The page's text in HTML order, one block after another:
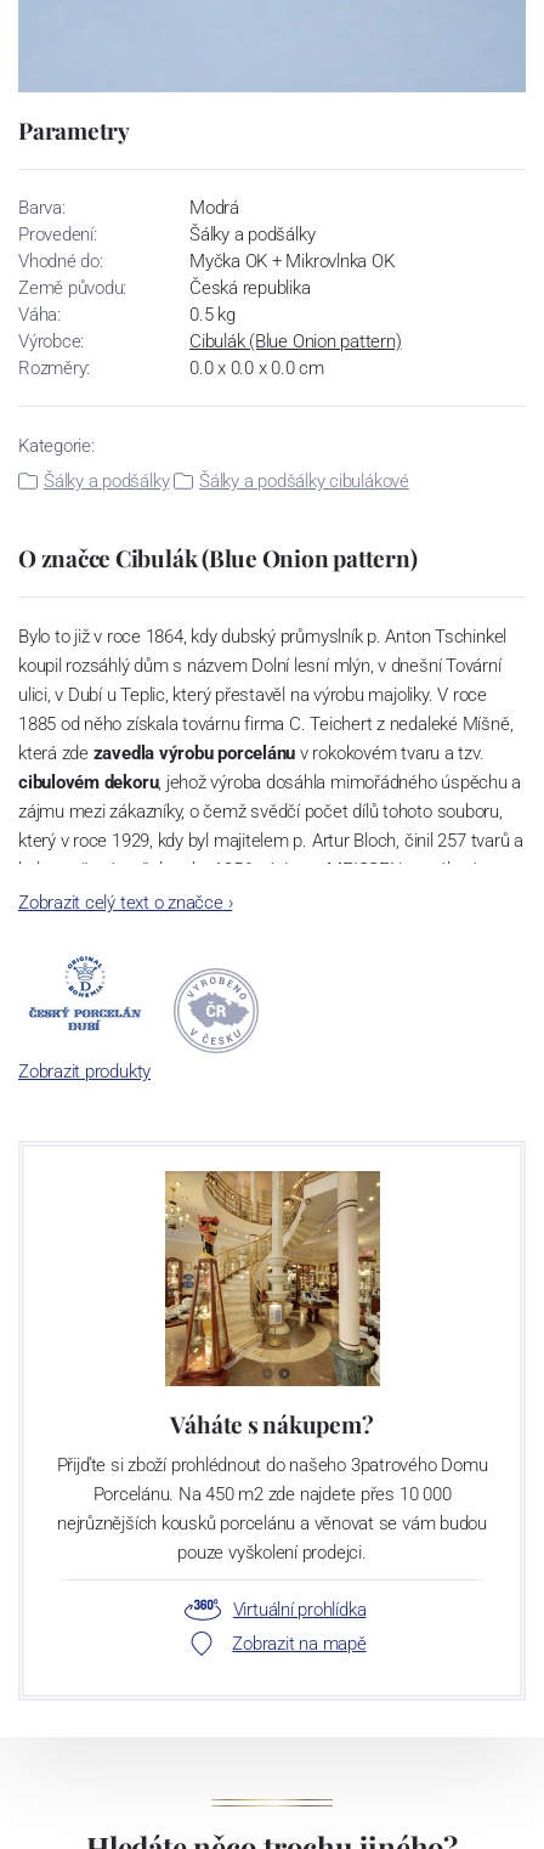
Parametry
Barva:
Modrá
Provedení:
Šálky a podšálky
Vhodné do:
Myčka OK + Mikrovlnka OK
Země původu:
Česká republika
Váha:
0.5 kg
Výrobce:
Cibulák (Blue Onion pattern)
Rozměry:
0.0 x 0.0 x 0.0 cm
Kategorie:
Šálky a podšálky
Šálky a podšálky cibulákové
O značce Cibulák (Blue Onion pattern)
Bylo to již v roce 1864, kdy dubský průmyslník p. Anton Tschinkel
koupil rozsáhlý dům s názvem Dolní lesní mlýn, v dnešní Tovární
ulici, v Dubí u Teplic, který přestavěl na výrobu majoliky. V roce
1885 od něho získala továrnu firma C. Teichert z nedaleké Míšně,
která zde zavedla výrobu porcelánu v rokokovém tvaru a tzv.
cibulovém dekoru, jehož výroba dosáhla mimořádného úspěchu a
zájmu mezi zákazníky, o čemž svědčí počet dílů tohoto souboru,
který v roce 1929, kdy byl majitelem p. Artur Bloch, činil 257 tvarů a
byl označován až do roku 1956 nápisem MEISSEN v oválovém
rámečku.
počet jeho dílů v cibulovém provedení je 850 tvarů. Tyto výrobky
jsou garantovány Asociací sklářského a keramického průmyslu
České republiky jako „Český výrobek
Zobrazit celý text o značce›
Zobrazit produkty
Váháte s nákupem?
Přijďte si zboží prohlédnout do našeho 3patrového Domu
Porcelánu. Na 450 m2 zde najdete přes 10 000
nejrůznějších kousků porcelánu a věnovat se vám budou
pouze vyškolení prodejci.
Virtuální prohlídka
Zobrazit na mapě